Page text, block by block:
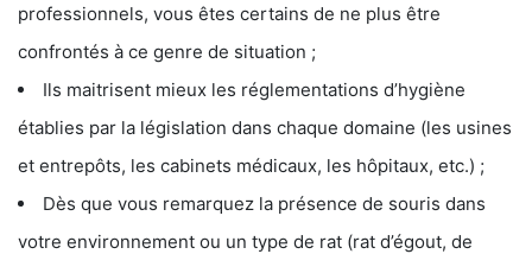
professionnels, vous êtes certains de ne plus être
confrontés à ce genre de situation ;
Ils maitrisent mieux les réglementations d’hygiène
établies par la législation dans chaque domaine (les usines
et entrepôts, les cabinets médicaux, les hôpitaux, etc.) ;
Dès que vous remarquez la présence de souris dans
votre environnement ou un type de rat (rat d’égout, de